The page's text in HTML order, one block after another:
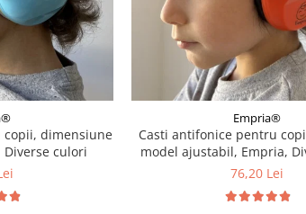
copii, dimensiune
culori
Empria®
Casti antifonice pentru
model ajustabil, Empria,
76,20 Lei